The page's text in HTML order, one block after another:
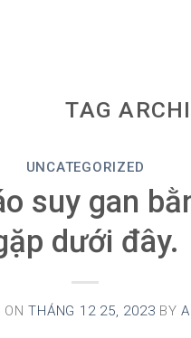
TAG
UNCATEGORIZED
suy gan
dưới đây.
ONTHÁNG 12 25, 2023 BY